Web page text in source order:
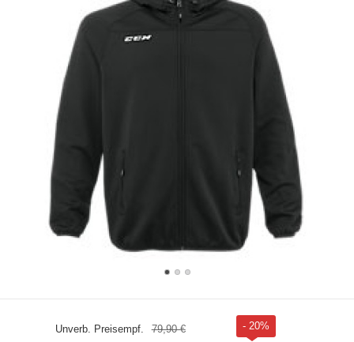
Unverb. Preisempf. 79,90 € - 20%